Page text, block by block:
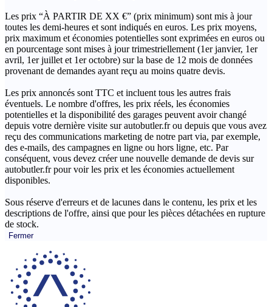
Les prix “À PARTIR DE XX €” (prix minimum) sont mis à jour
toutes les demi-heures et sont indiqués en euros. Les prix moyens,
prix maximum et économies potentielles sont exprimées en euros ou
en pourcentage sont mises à jour trimestriellement (1er janvier, 1er
avril, 1er juillet et 1er octobre) sur la base de 12 mois de données
provenant de demandes ayant reçu au moins quatre devis.
Les prix annoncés sont TTC et incluent tous les autres frais
éventuels. Le nombre d'offres, les prix réels, les économies
potentielles et la disponibilité des garages peuvent avoir changé
depuis votre dernière visite sur autobutler.fr ou depuis que vous avez
reçu des communications marketing de notre part via, par exemple,
des e-mails, des campagnes en ligne ou hors ligne, etc. Par
conséquent, vous devez créer une nouvelle demande de devis sur
autobutler.fr pour voir les prix et les économies actuellement
disponibles.
Sous réserve d'erreurs et de lacunes dans le contenu, les prix et les
descriptions de l'offre, ainsi que pour les pièces détachées en rupture
de stock.
Fermer